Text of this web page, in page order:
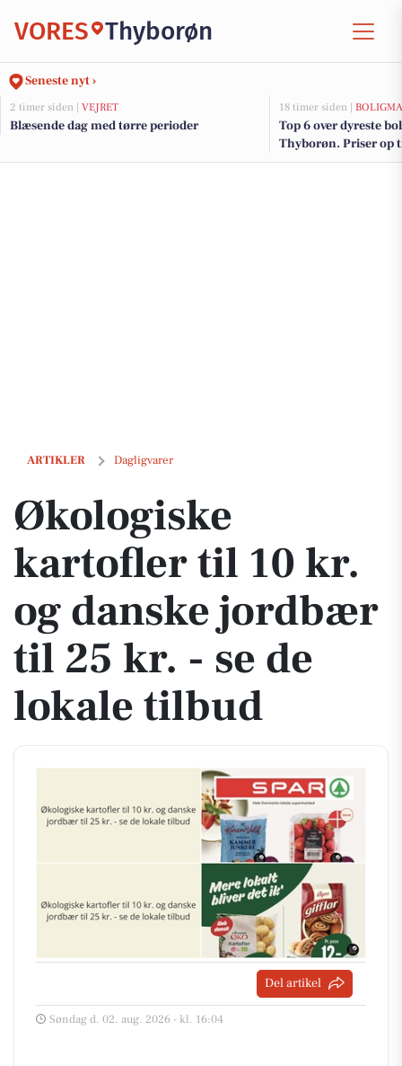
VORES Thyborøn
Seneste nyt ›
2 timer siden | VEJRET
Blæsende dag med tørre perioder
18 timer siden |
Top 6 over dyreste
Thyborøn. Priser op
ARTIKLER Dagligvarer
Økologiske kartofler til 10 kr. og danske jordbær til 25 kr. - se de
Økologiske
kartofler til 10 kr.
og danske jordbær
til 25 kr. - se de
lokale tilbud
Del artikel
Søndag d. 02. aug. 2026 - kl. 16:04